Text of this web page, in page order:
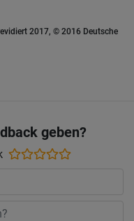
2017, © 2016 Deutsche
geben?